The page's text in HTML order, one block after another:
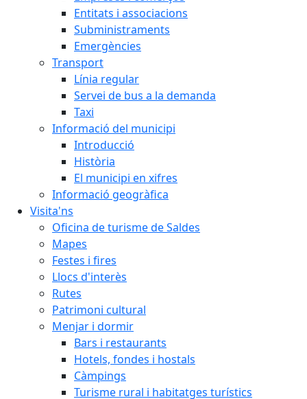
Entitats i associacions
Subministraments
Emergències
Transport
Línia regular
Servei de bus a la demanda
Taxi
Informació del municipi
Introducció
Història
El municipi en xifres
Informació geogràfica
Visita'ns
Oficina de turisme de Saldes
Mapes
Festes i fires
Llocs d'interès
Rutes
Patrimoni cultural
Menjar i dormir
Bars i restaurants
Hotels, fondes i hostals
Càmpings
Turisme rural i habitatges turístics